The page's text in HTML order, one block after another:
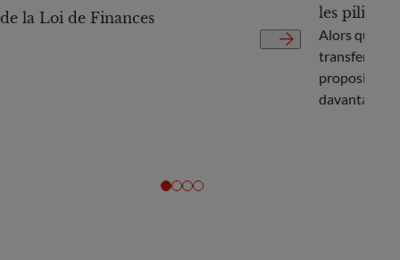
de la Loi de Finances
les piliers
Alors que la
transfert de
proposition
davantage